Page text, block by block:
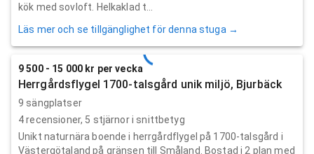
kök med sovloft. Helkaklad t...
Läs mer och se tillgänglighet för denna stuga →
9 500 - 15 000 kr per vecka
Herrgårdsflygel 1700-talsgård unik miljö, Bjurbäck
9 sängplatser
4recensioner, 5 stjärnor i snittbetyg
Unikt naturnära boende i herrgårdflygel på 1700-talsgård i
Västergötaland på gränsen till Småland. Bostad i 2 plan med